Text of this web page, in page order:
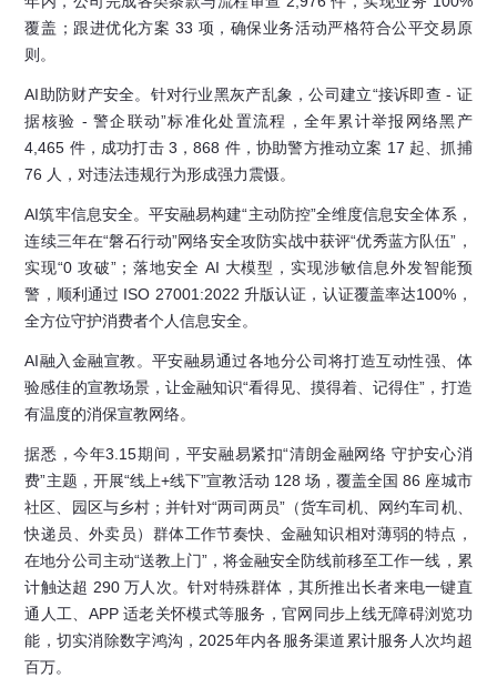
覆盖；跟进优化方案 33 项，确保业务活动严格符合公平交易原
则。
AI助防财产安全。针对行业黑灰产乱象，公司建立“接诉即查 - 证
据核验 - 警企联动”标准化处置流程，全年累计举报网络黑产
4,465 件，成功打击 3，868 件，协助警方推动立案 17 起、抓捕
76 人，对违法违规行为形成强力震慑。
AI筑牢信息安全。平安融易构建“主动防控”全维度信息安全体系，
连续三年在“磐石行动”网络安全攻防实战中获评“优秀蓝方队伍”，
实现“0 攻破”；落地安全 AI 大模型，实现涉敏信息外发智能预
警，顺利通过 ISO 27001:2022 升版认证，认证覆盖率达100%，
全方位守护消费者个人信息安全。
AI融入金融宣教。平安融易通过各地分公司将打造互动性强、体
验感佳的宣教场景，让金融知识“看得见、摸得着、记得住”，打造
有温度的消保宣教网络。
据悉，今年3.15期间，平安融易紧扣“清朗金融网络 守护安心消
费”主题，开展“线上+线下”宣教活动 128 场，覆盖全国 86 座城市
社区、园区与乡村；并针对“两司两员”（货车司机、网约车司机、
快递员、外卖员）群体工作节奏快、金融知识相对薄弱的特点，
在地分公司主动“送教上门”，将金融安全防线前移至工作一线，累
计触达超 290 万人次。针对特殊群体，其所推出长者来电一键直
通人工、APP 适老关怀模式等服务，官网同步上线无障碍浏览功
能，切实消除数字鸿沟，2025年内各服务渠道累计服务人次均超
百万。